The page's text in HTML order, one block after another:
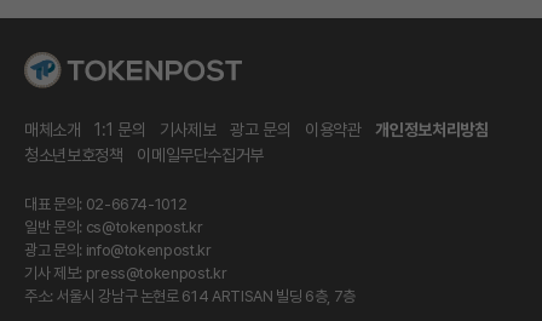
매체소개 1:1 문의 기사제보 광고 문의 이용약관
개인정보처리방침
청소년보호정책
이메일무단수집거부
대표 문의: 02-6674-1012
일반 문의: cs@tokenpost.kr
광고 문의: info@tokenpost.kr
기사 제보: press@tokenpost.kr
주소: 서울시 강남구 논현로 614 ARTISAN 빌딩 6층, 7층